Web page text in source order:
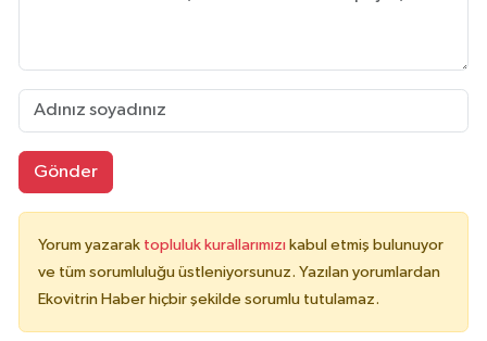
Gönder
Yorum yazarak topluluk kurallarımızı kabul etmiş bulunuyor
ve tüm sorumluluğu üstleniyorsunuz. Yazılan yorumlardan
Ekovitrin Haber hiçbir şekilde sorumlu tutulamaz.